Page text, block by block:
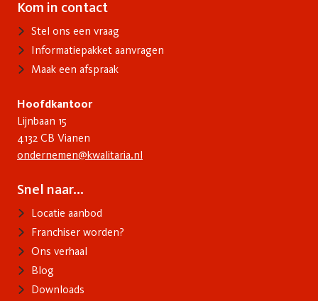
Kom in contact
Contact
Stel ons een vraag
Informatiepakket aanvragen
Maak een afspraak
Hoofdkantoor
Lijnbaan 15
4132 CB Vianen
ondernemen@kwalitaria.nl
Snel naar...
Voet
Locatie aanbod
Franchiser worden?
Ons verhaal
Blog
Downloads